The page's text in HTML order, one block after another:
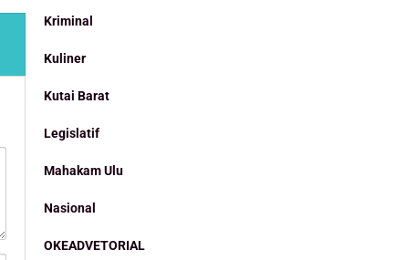
Kriminal
Kuliner
Kutai Barat
Legislatif
Mahakam Ulu
Nasional
OKEADVETORIAL